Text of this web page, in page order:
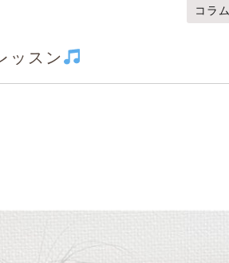
コラム
ッスン